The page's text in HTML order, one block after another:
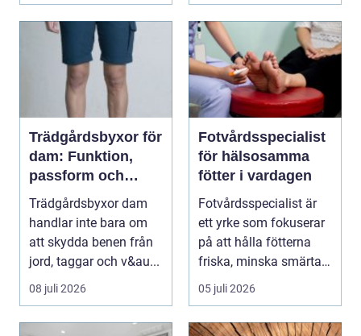
Trädgårdsbyxor för
dam: Funktion,
passform och
hållbar stil i
rabatten
Trädgårdsbyxor dam
handlar inte bara om
att skydda benen från
jord, taggar och v&au...
08 juli 2026
Fotvårdsspecialist
för hälsosamma
fötter i vardagen
Fotvårdsspecialist är
ett yrke som fokuserar
på att hålla fötterna
friska, minska smärta
och förebyg...
05 juli 2026